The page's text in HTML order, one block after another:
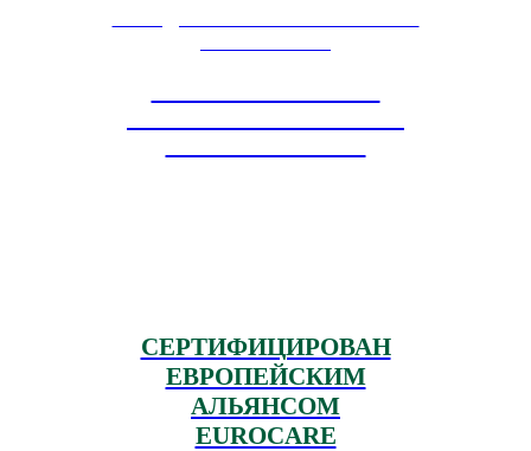
СЕРТИФИЦИРОВАН
ЕВРОПЕЙСКИМ
АЛЬЯНСОМ
EUROCARE